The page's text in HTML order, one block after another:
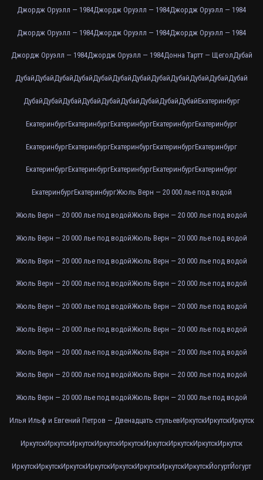
Джордж Оруэлл — 1984Джордж Оруэлл — 1984Джордж Оруэлл — 1984
Джордж Оруэлл — 1984Джордж Оруэлл — 1984Джордж Оруэлл — 1984
Джордж Оруэлл — 1984Джордж Оруэлл — 1984Донна Тартт — ЩеголДубай
ДубайДубайДубайДубайДубайДубайДубайДубайДубайДубайДубайДубай
ДубайДубайДубайДубайДубайДубайДубайДубайДубайЕкатеринбург
ЕкатеринбургЕкатеринбургЕкатеринбургЕкатеринбургЕкатеринбург
ЕкатеринбургЕкатеринбургЕкатеринбургЕкатеринбургЕкатеринбург
ЕкатеринбургЕкатеринбургЕкатеринбургЕкатеринбургЕкатеринбург
ЕкатеринбургЕкатеринбургЖюль Верн — 20 000 лье под водой
Жюль Верн — 20 000 лье под водойЖюль Верн — 20 000 лье под водой
Жюль Верн — 20 000 лье под водойЖюль Верн — 20 000 лье под водой
Жюль Верн — 20 000 лье под водойЖюль Верн — 20 000 лье под водой
Жюль Верн — 20 000 лье под водойЖюль Верн — 20 000 лье под водой
Жюль Верн — 20 000 лье под водойЖюль Верн — 20 000 лье под водой
Жюль Верн — 20 000 лье под водойЖюль Верн — 20 000 лье под водой
Жюль Верн — 20 000 лье под водойЖюль Верн — 20 000 лье под водой
Жюль Верн — 20 000 лье под водойЖюль Верн — 20 000 лье под водой
Жюль Верн — 20 000 лье под водойЖюль Верн — 20 000 лье под водой
Илья Ильф и Евгений Петров — Двенадцать стульевИркутскИркутскИркутск
ИркутскИркутскИркутскИркутскИркутскИркутскИркутскИркутскИркутск
ИркутскИркутскИркутскИркутскИркутскИркутскИркутскИркутскЙогуртЙогурт